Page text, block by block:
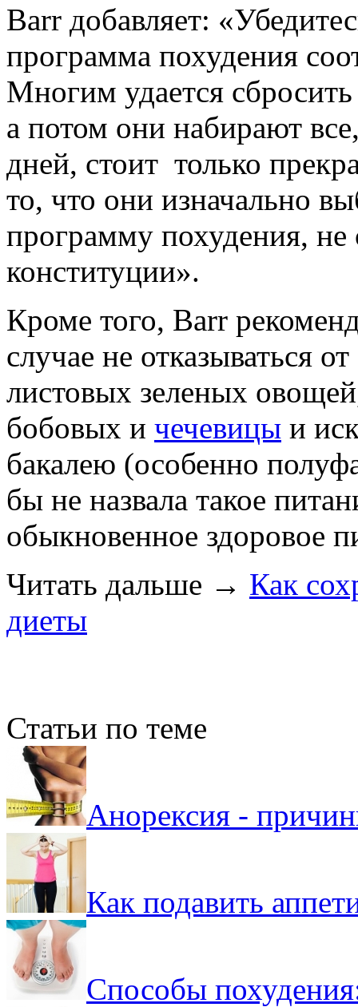
Barr добавляет:
программа похудения
Многим удается
а потом они набирают
дней, стоит только
то, что они изначально
программу похудения,
конституции».
Кроме того, Barr
случае не отказываться
листовых зеленых
бобовых и чечевицы и
бакалею (особенно
бы не назвала такое
обыкновенное здоровое
Читать дальше → Как
диеты
Статьи по теме
Анорексия -
Как подавить
Cпособы